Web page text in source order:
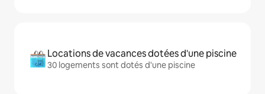
Locations de vacances dotées d'une piscine
30 logements sont dotés d'une piscine